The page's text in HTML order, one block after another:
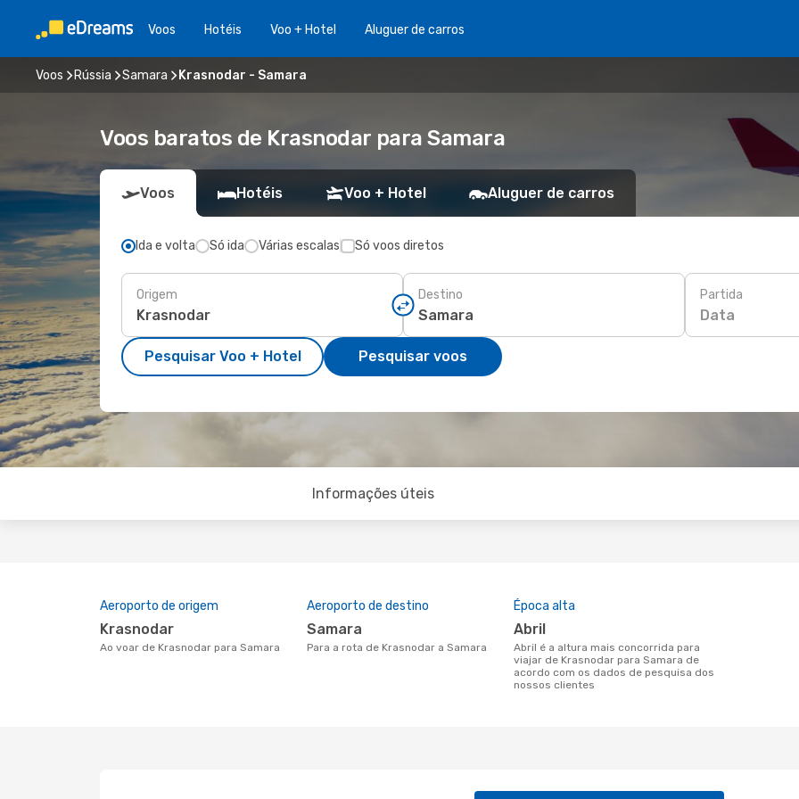
Voos Hotéis Voo + Hotel Aluguer de carros
Voos Rússia Samara Krasnodar - Samara
Voos baratos de Krasnodar para Samara
Voos Hotéis Voo + Hotel Aluguer de carros
Ida e volta Só ida Várias escalas Só voos diretos
Origem Destino Partida
Data
Pesquisar Voo + Hotel Pesquisar voos
Informações úteis
Aeroporto de origem
Krasnodar
Ao voar de Krasnodar para Samara
Aeroporto de destino
Samara
Para a rota de Krasnodar a Samara
Época alta
abril
abril é a altura mais concorrida para
viajar de Krasnodar para Samara de
acordo com os dados de pesquisa dos
nossos clientes